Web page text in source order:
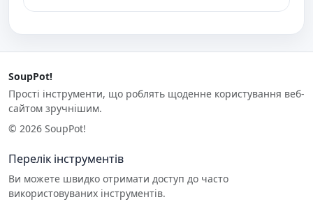
SoupPot!
Прості інструменти, що роблять щоденне користування веб-
сайтом зручнішим.
© 2026 SoupPot!
Перелік інструментів
Ви можете швидко отримати доступ до часто
використовуваних інструментів.